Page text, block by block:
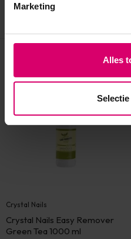
Marketing
Alles
Crystal Nails
Crystal Nails Easy Remover
Green Tea 1000 ml